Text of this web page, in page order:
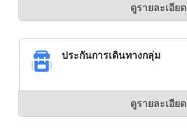
ดูรายละเอียด
ประกันการเดินทางกลุ่ม
ดูรายละเอียด